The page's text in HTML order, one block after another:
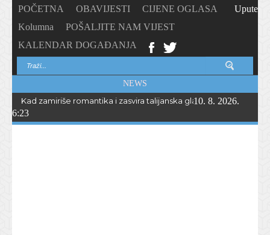
POČETNA OBAVIJESTI
CIJENE OGLASA
Kolumna
POŠALJITE NAM VIJEST
KALENDAR DOGAĐANJA
Upute
NEWS
Kad zamiriše romantika i zasvira talijanska glazba… Peta „Serata
10. 8. 2026.
6:23